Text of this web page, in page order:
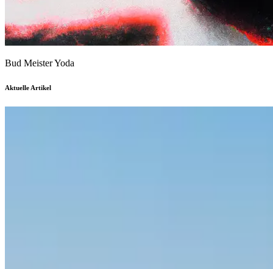
Bud Meister Yoda
Aktuelle Artikel